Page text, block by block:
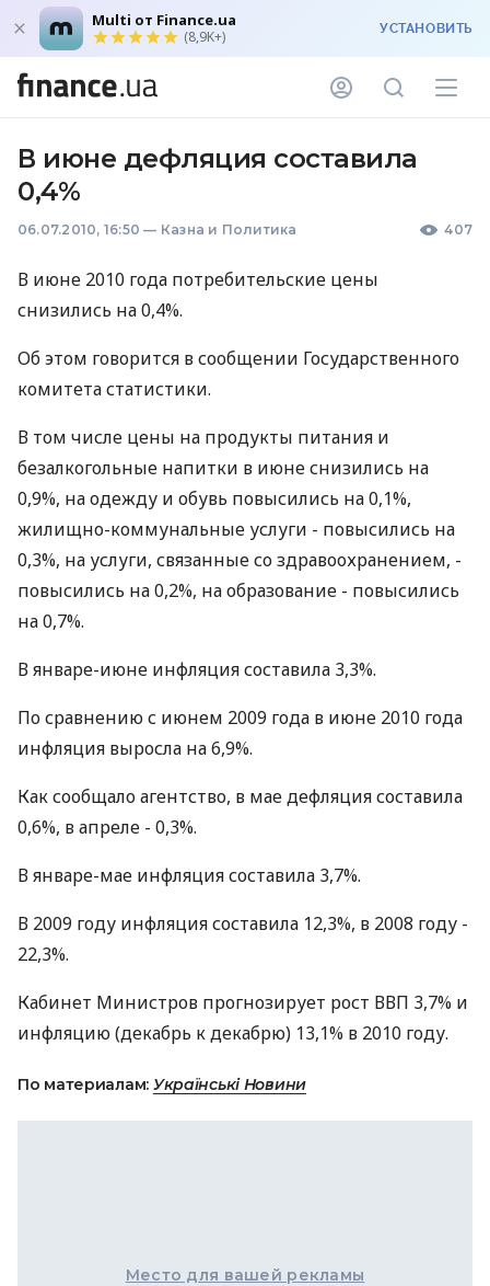
Multi от Finance.ua
(8,9K+) УСТАНОВИТЬ
В июне дефляция составила
0,4%
06.07.2010, 16:50 — Казна и Политика 407
В июне 2010 года потребительские цены
снизились на 0,4%.
Об этом говорится в сообщении Государственного
комитета статистики.
В том числе цены на продукты питания и
безалкогольные напитки в июне снизились на
0,9%, на одежду и обувь повысились на 0,1%,
жилищно-коммунальные услуги - повысились на
0,3%, на услуги, связанные со здравоохранением, -
повысились на 0,2%, на образование - повысились
на 0,7%.
В январе-июне инфляция составила 3,3%.
По сравнению с июнем 2009 года в июне 2010 года
инфляция выросла на 6,9%.
Как сообщало агентство, в мае дефляция составила
0,6%, в апреле - 0,3%.
В январе-мае инфляция составила 3,7%.
В 2009 году инфляция составила 12,3%, в 2008 году -
22,3%.
Кабинет Министров прогнозирует рост ВВП 3,7% и
инфляцию (декабрь к декабрю) 13,1% в 2010 году.
По материалам: Українські Новини
Место для вашей рекламы